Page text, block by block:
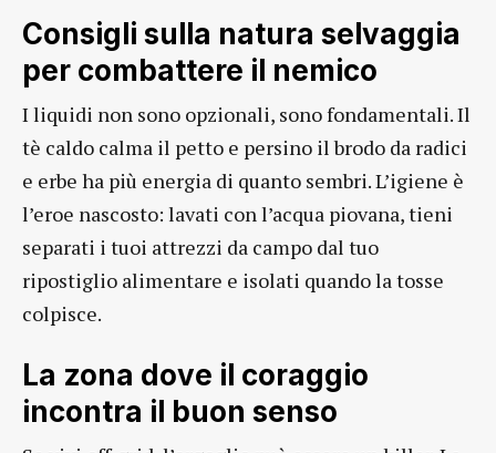
Consigli sulla natura selvaggia
per combattere il nemico
I liquidi non sono opzionali, sono fondamentali. Il
tè caldo calma il petto e persino il brodo da radici
e erbe ha più energia di quanto sembri. L’igiene è
l’eroe nascosto: lavati con l’acqua piovana, tieni
separati i tuoi attrezzi da campo dal tuo
ripostiglio alimentare e isolati quando la tosse
colpisce.
La zona dove il coraggio
incontra il buon senso